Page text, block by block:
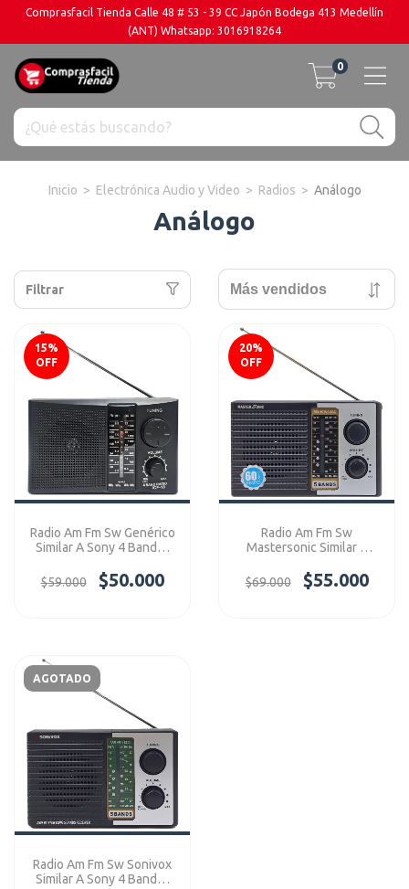
Comprasfacil Tienda Calle 48 # 53 - 39 CC Japón Bodega 413 Medellín
(ANT) Whatsapp: 3016918264
0
Inicio > Electrónica Audio y Video > Radios > Análogo
Análogo
Filtrar
15%
OFF
Radio Am Fm Sw Genérico
Similar A Sony 4 Bandas
$59.000
$50.000
20%
OFF
Radio Am Fm Sw
Mastersonic Similar A
R1010AC
$69.000 $55.000
AGOTADO
Radio Am Fm Sw Sonivox
Similar A Sony 4 Bandas